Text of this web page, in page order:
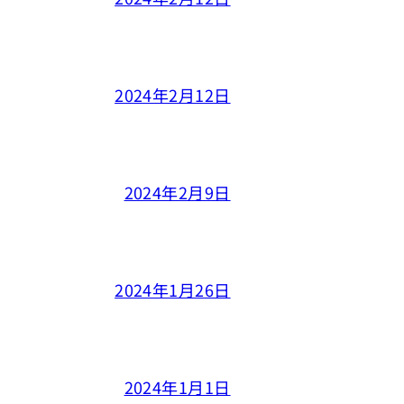
2024年2月12日
2024年2月9日
2024年1月26日
2024年1月1日